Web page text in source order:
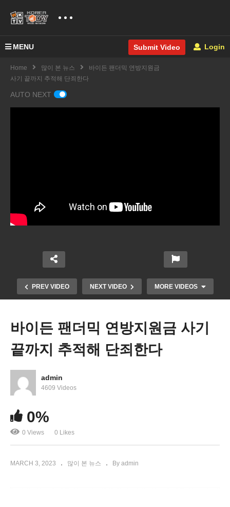
MENU Submit Video Login
Home 많이 본 뉴스
바이든 팬더믹 연방지원금
사기 끝까지 추적해 단죄한다
AUTO NEXT
PREV VIDEO NEXT VIDEO MORE VIDEOS
업, 연봉삭감도 없다’
바이든 팬더믹 연방지원금 사기
끝까지 추적해 단죄한다
admin
4609 Videos
0%
0 Views 0 Likes
MARCH 3, 2023 많이 본 뉴스 By admin